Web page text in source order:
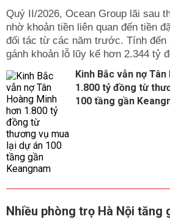
Quý II/2026, Ocean Group lãi sau
nhờ khoản tiền liên quan đến tiền
đối tác từ các năm trước. Tính đến
gánh khoản lỗ lũy kế hơn 2.344 tỷ
Kinh Bắc vẫn nợ
1.800 tỷ đồng từ
100 tầng gần
Nhiều phòng trọ Hà Nội tăng